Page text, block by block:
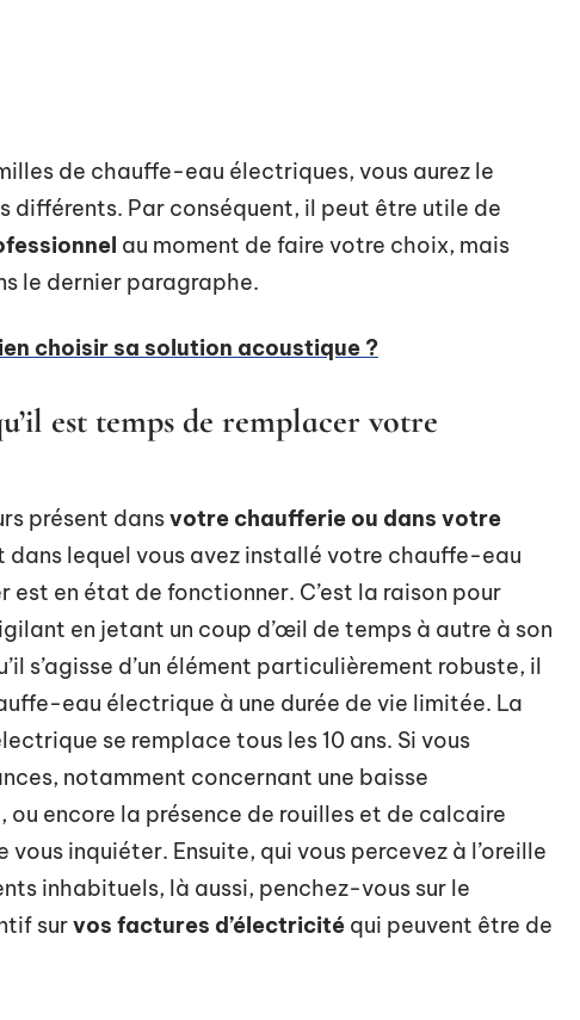
de chauffe-eau électriques, vous aurez le
différents. Par conséquent, il peut être utile de
au moment de faire votre choix, mais
le dernier paragraphe.
choisir sa solution acoustique ?
est temps de remplacer votre
présent dansvotre chaufferie ou dans votre
dans lequel vous avez installé votre chauffe-eau
en état de fonctionner. C’est la raison pour
en jetant un coup d’œil de temps à autre à son
s’agisse d’un élément particulièrement robuste, il
eau électrique à une durée de vie limitée. La
se remplace tous les 10 ans. Si vous
notamment concernant une baisse
encore la présence de rouilles et de calcaire
inquiéter. Ensuite, qui vous percevez à l’oreille
inhabituels, là aussi, penchez-vous sur le
survos factures d’électricité qui peuvent être de